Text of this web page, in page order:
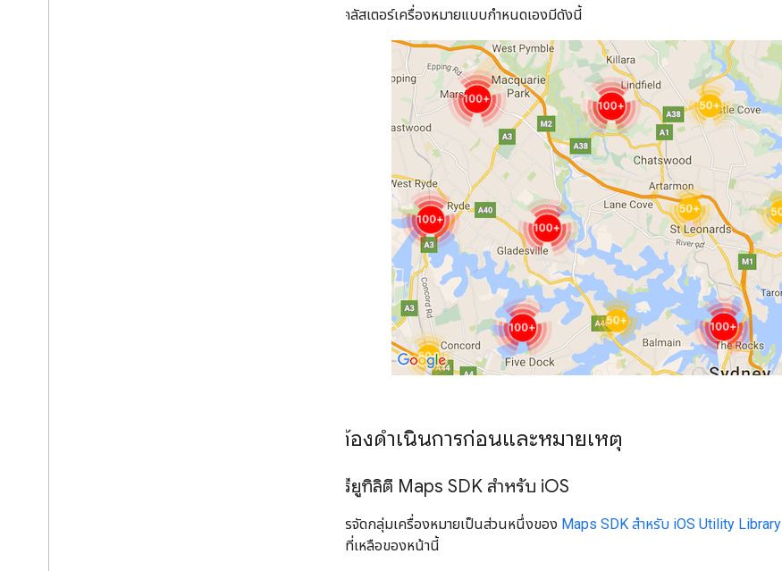
ตัวอย่างคลัสเตอร์เครื่องหมายแบบกำหนดเองมีดังนี้
สิ่งที่ต้องดำเนินการก่อนและหมายเหตุ
ไลบรารียูทิลิตี Maps SDK สำหรับ iOS
ยูทิลิตีการจัดกลุ่มเครื่องหมายเป็นส่วนหนึ่งของ Maps SDK สำหรับ iOS Utility Library
อ่านส่วนที่เหลือของหน้านี้